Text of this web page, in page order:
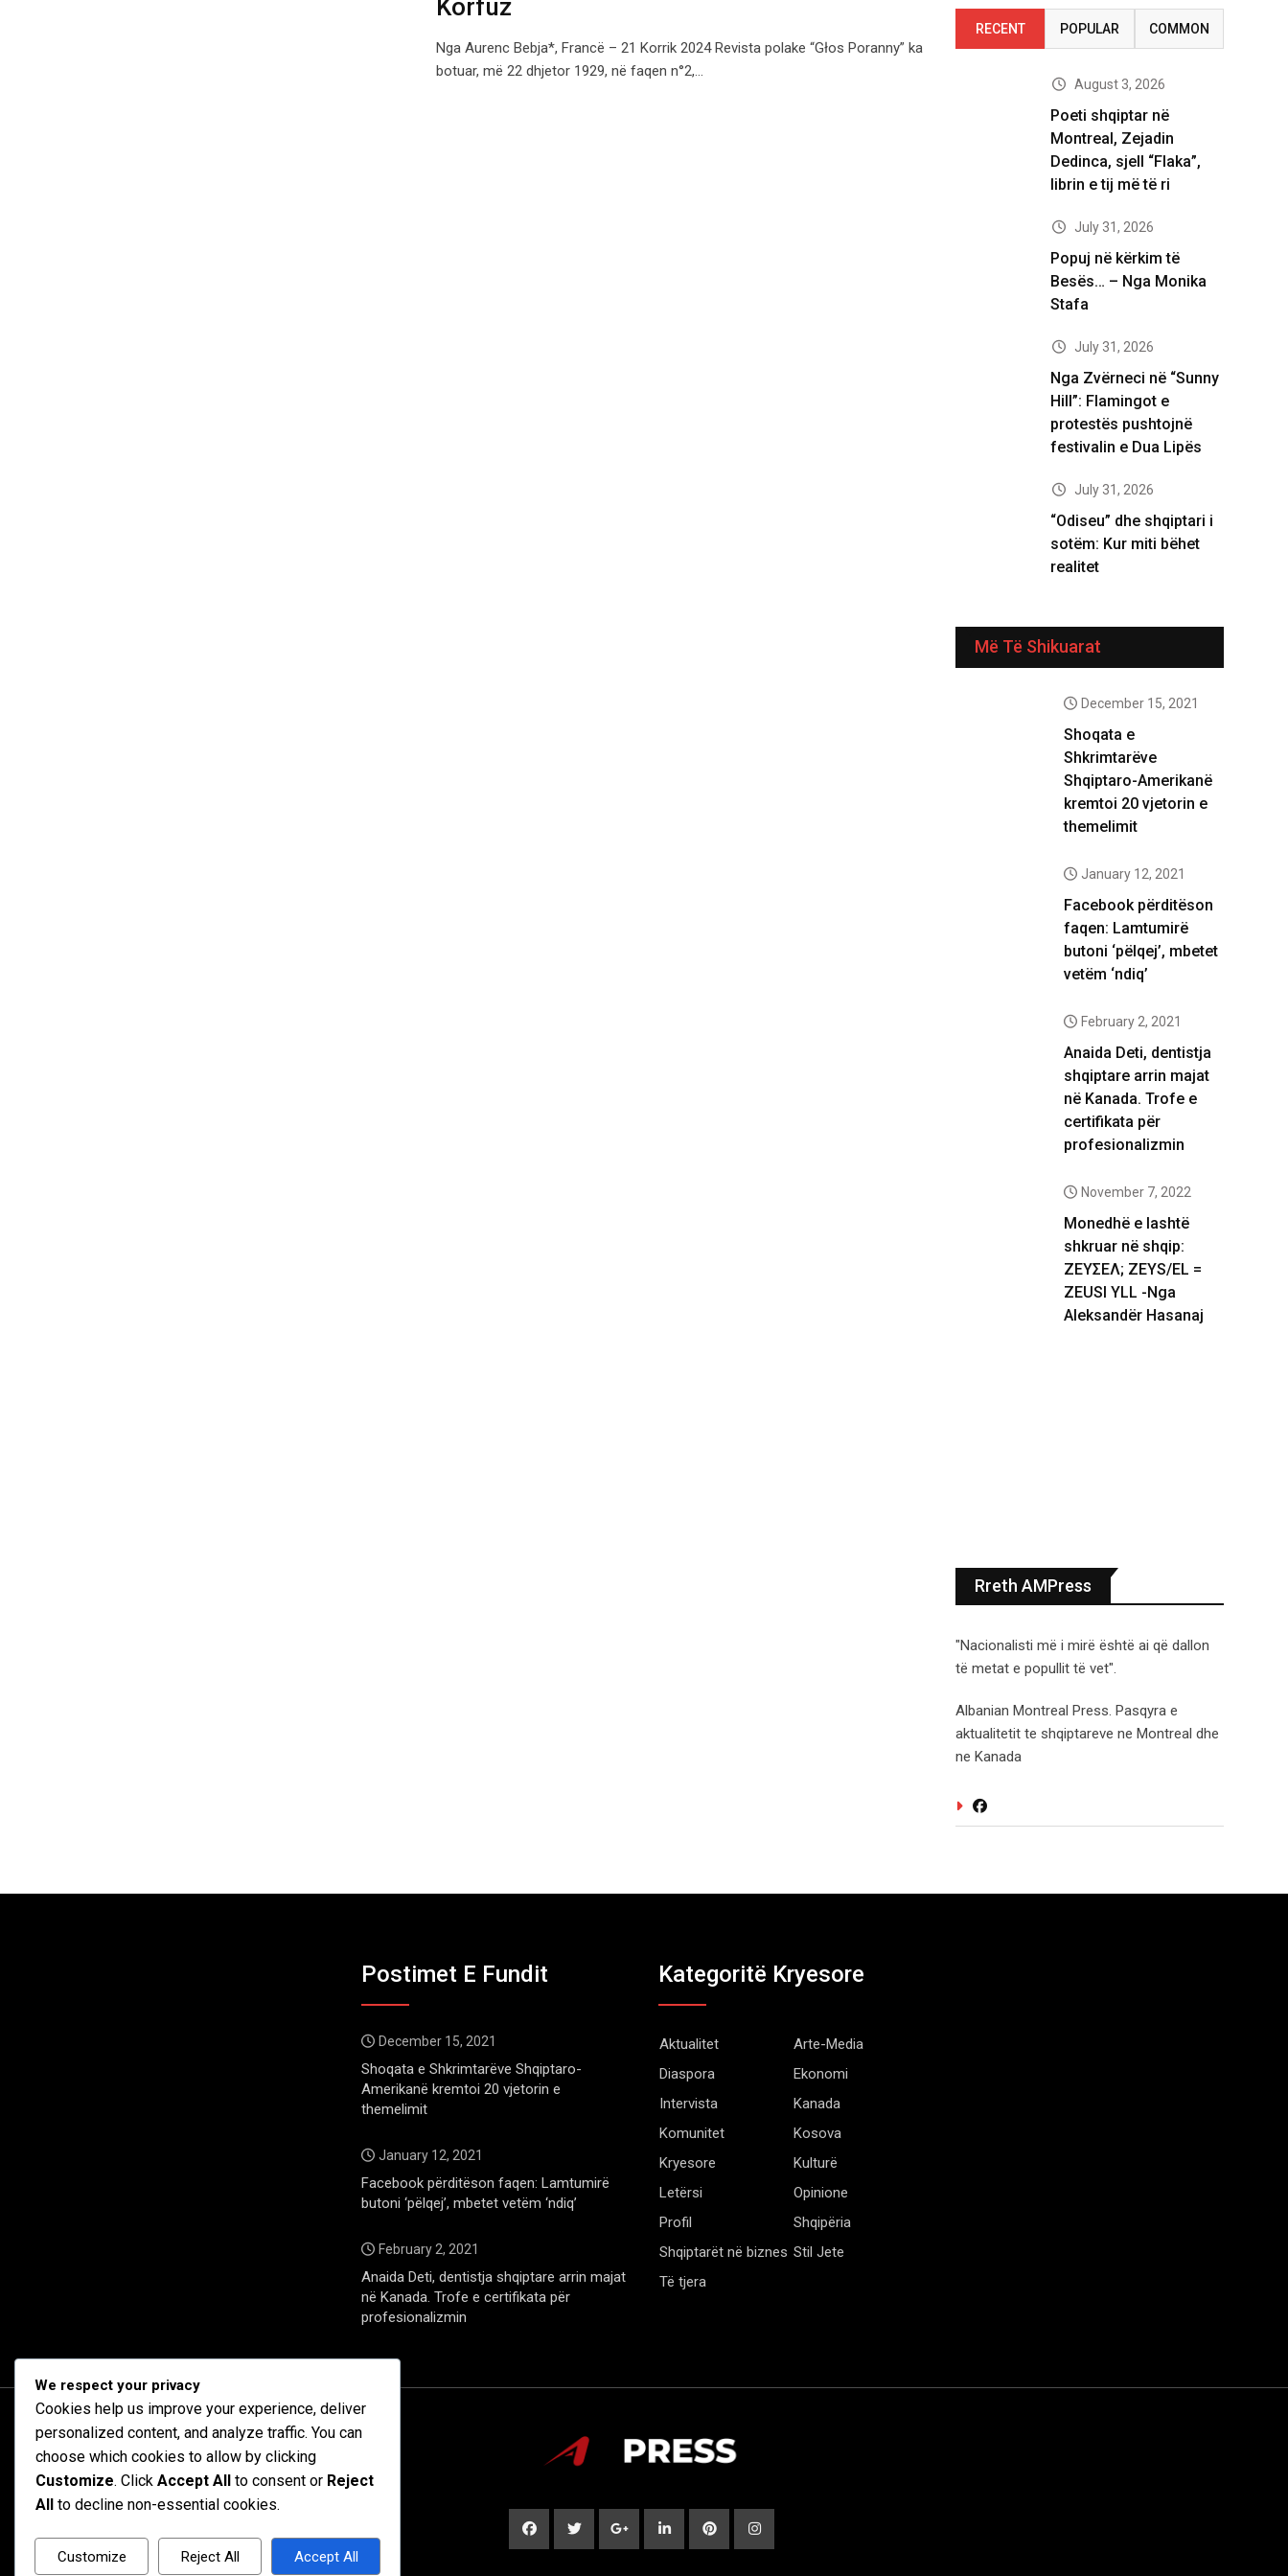
Korfuz
Nga Aurenc Bebja*, Francë – 21 Korrik 2024 Revista polake “Głos Poranny” ka
botuar, më 22 dhjetor 1929, në faqen n°2,…
RECENT POPULAR COMMON
August 3, 2026
Poeti shqiptar në
Montreal, Zejadin
Dedinca, sjell “Flaka”,
librin e tij më të ri
July 31, 2026
Popuj në kërkim të
Besës… – Nga Monika
Stafa
July 31, 2026
Nga Zvërneci në “Sunny
Hill”: Flamingot e
protestës pushtojnë
festivalin e Dua Lipës
July 31, 2026
“Odiseu” dhe shqiptari i
sotëm: Kur miti bëhet
realitet
Më Të Shikuarat
December 15, 2021
Shoqata e
Shkrimtarëve
Shqiptaro-Amerikanë
kremtoi 20 vjetorin e
themelimit
January 12, 2021
Facebook përditëson
faqen: Lamtumirë
butoni ‘pëlqej’, mbetet
vetëm ‘ndiq’
February 2, 2021
Anaida Deti, dentistja
shqiptare arrin majat
në Kanada. Trofe e
certifikata për
profesionalizmin
November 7, 2022
Monedhë e lashtë
shkruar në shqip:
ΖΕΥΣΕΛ; ZEYS/EL =
ZEUSI YLL -Nga
Aleksandër Hasanaj
Rreth AMPress
"Nacionalisti më i mirë është ai që dallon
të metat e popullit të vet".
Albanian Montreal Press. Pasqyra e
aktualitetit te shqiptareve ne Montreal dhe
ne Kanada
Postimet E Fundit
December 15, 2021
Shoqata e Shkrimtarëve Shqiptaro-
Amerikanë kremtoi 20 vjetorin e
themelimit
January 12, 2021
Facebook përditëson faqen: Lamtumirë
butoni ‘pëlqej’, mbetet vetëm ‘ndiq’
February 2, 2021
Anaida Deti, dentistja shqiptare arrin majat
në Kanada. Trofe e certifikata për
profesionalizmin
Kategoritë Kryesore
Aktualitet
Arte-Media
Diaspora
Ekonomi
Intervista
Kanada
Komunitet
Kosova
Kryesore
Kulturë
Letërsi
Opinione
Profil
Shqipëria
Shqiptarët në biznes Stil Jete
Të tjera
We respect your privacy
Cookies help us improve your experience, deliver
personalized content, and analyze traffic. You can
choose which cookies to allow by clicking
Customize. Click Accept All to consent or Reject
All
to decline non-essential cookies.
Customize Reject All Accept All